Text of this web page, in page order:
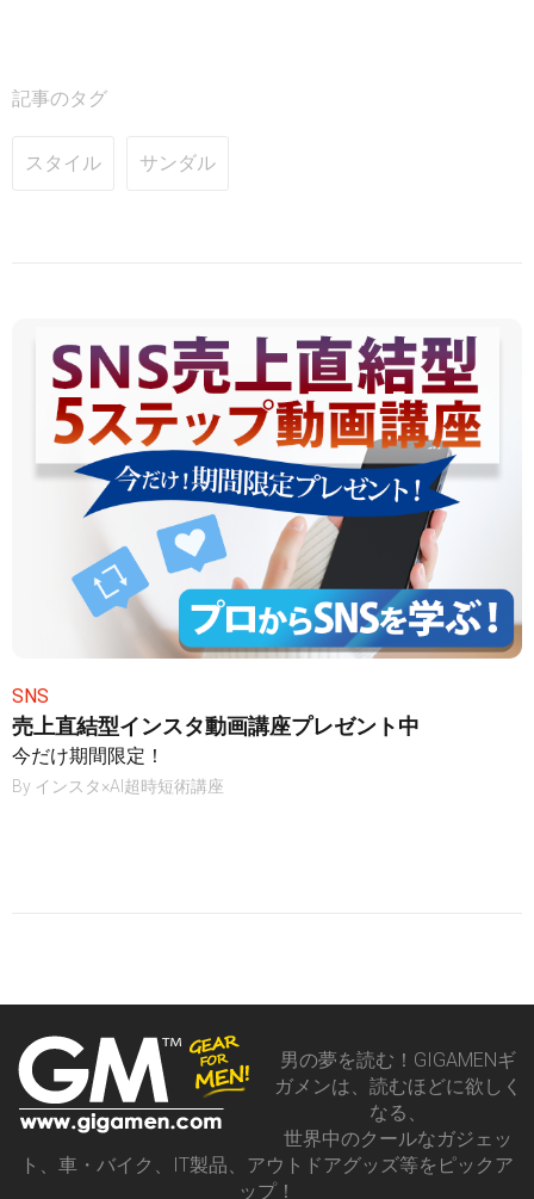
記事のタグ
スタイル サンダル
SNS
売上直結型インスタ動画講座プレゼント中
今だけ期間限定！
By インスタ×AI超時短術講座
男の夢を読む！GIGAMENギ
ガメンは、読むほどに欲しく
なる、
世界中のクールなガジェッ
ト、車・バイク、IT製品、アウトドアグッズ等をピックア
ップ！